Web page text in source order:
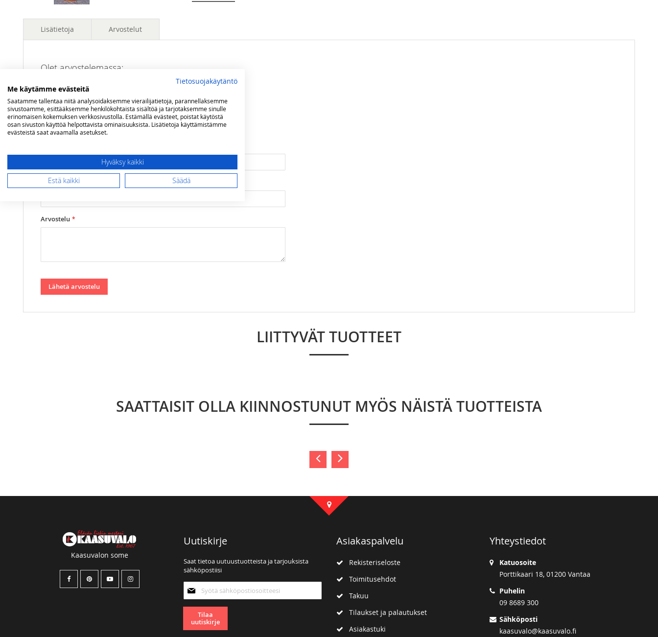
Lisätietoja
Polttoaine
Valopetroli / Lamppuöljy
Tilavuus
0,34 litraa
Mitat
Korkeus 25,5 cm / Halkaisija 15,5 cm
Arvostelut
Olet arvostelemassa:
Feuerhand myrskylyhty 5 linjaa, oranssi
Arviosi
Rating
1
2
3
4
5
Yhteenveto
Arvostelu
Lähetä arvostelu
LIITTYVÄT TUOTTEET
SAATTAISIT OLLA KIINNOSTUNUT MYÖS NÄISTÄ TUOTTEISTA
Kaasuvalon some
Uutiskirje
Saat tietoa uutuustuotteista ja tarjouksista
sähköpostiisi
uutiskirjeemme:
Tilaa
uutiskirje
Asiakaspalvelu
Rekisteriseloste
Toimitusehdot
Takuu
Tilaukset ja palautukset
Asiakastuki
Yhteystiedot
Katuosoite
Porttikaari 18, 01200 Vantaa
Puhelin
09 8689 300
Sähköposti
kaasuvalo@kaasuvalo.fi
Tietosuojakäytäntö
Me käytämme evästeitä
Saatamme tallentaa niitä analysoidaksemme vierailijatietoja, parannellaksemme
sivustoamme, esittääksemme henkilökohtaista sisältöä ja tarjotaksemme sinulle
erinomaisen kokemuksen verkkosivustolla. Estämällä evästeet, poistat käytöstä
osan sivuston käyttöä helpottavista ominaisuuksista. Lisätietoja käyttämistämme
evästeistä saat avaamalla asetukset.
Hyväksy kaikki
Estä kaikki Säädä